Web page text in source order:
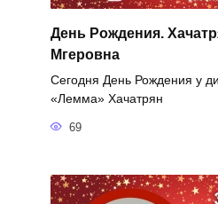
День Рождения.
Мгеровна
Сегодня День Рождения у
«Лемма» Хачатрян
69